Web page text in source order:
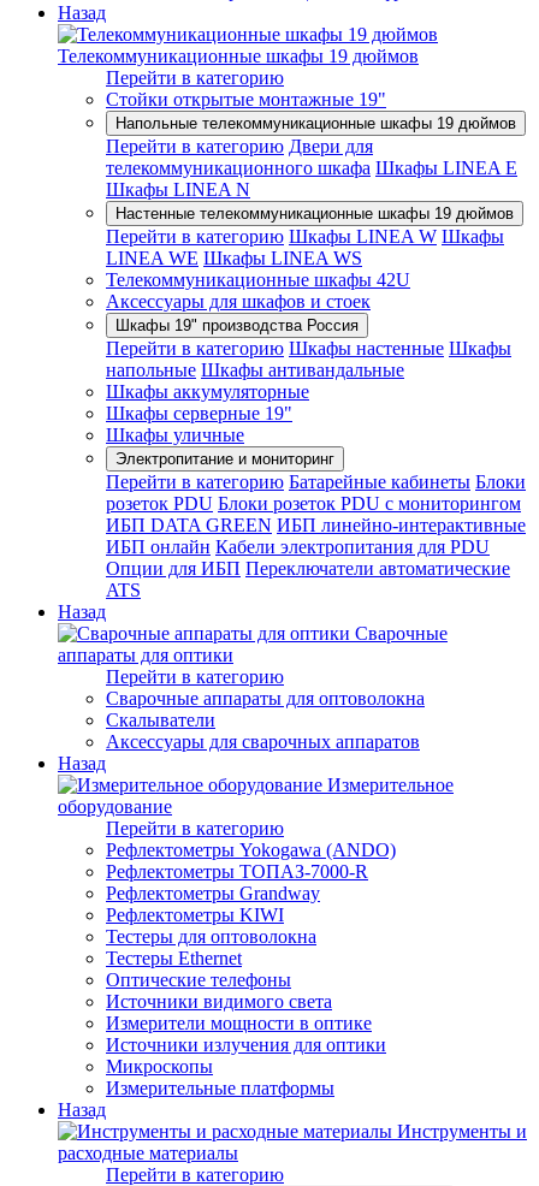
Назад
Телекоммуникационные шкафы 19 дюймов
Перейти в категорию
Стойки открытые монтажные 19"
Напольные телекоммуникационные шкафы 19 дюймов
Перейти в категорию Двери для
телекоммуникационного шкафа Шкафы LINEA E
Шкафы LINEA N
Настенные телекоммуникационные шкафы 19 дюймов
Перейти в категорию Шкафы LINEA W Шкафы
LINEA WE Шкафы LINEA WS
Телекоммуникационные шкафы 42U
Аксессуары для шкафов и стоек
Шкафы 19" производства Россия
Перейти в категорию Шкафы настенные Шкафы
напольные Шкафы антивандальные
Шкафы аккумуляторные
Шкафы серверные 19"
Шкафы уличные
Электропитание и мониторинг
Перейти в категорию Батарейные кабинеты Блоки
розеток PDU Блоки розеток PDU с мониторингом
ИБП DATA GREEN ИБП линейно-интерактивные
ИБП онлайн Кабели электропитания для PDU
Опции для ИБП Переключатели автоматические
ATS
Назад
Сварочные
аппараты для оптики
Перейти в категорию
Сварочные аппараты для оптоволокна
Скалыватели
Аксессуары для сварочных аппаратов
Назад
Измерительное
оборудование
Перейти в категорию
Рефлектометры Yokogawa (ANDO)
Рефлектометры ТОПАЗ-7000-R
Рефлектометры Grandway
Рефлектометры KIWI
Тестеры для оптоволокна
Тестеры Ethernet
Оптические телефоны
Источники видимого света
Измерители мощности в оптике
Источники излучения для оптики
Микроскопы
Измерительные платформы
Назад
Инструменты и
расходные материалы
Перейти в категорию